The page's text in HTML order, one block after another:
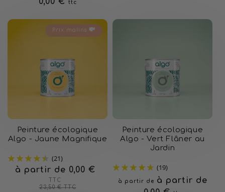
ttc
Prix malins 💸
Peinture écologique
Algo - Jaune Magnifique
(21)
Prix
habituel
23,50 € TTC
Prix
soldé
à partir de 0,00 €
TTC
Peinture écologique
Algo - Vert Flâner au
Jardin
(19)
Prix
à partir de
à partir de